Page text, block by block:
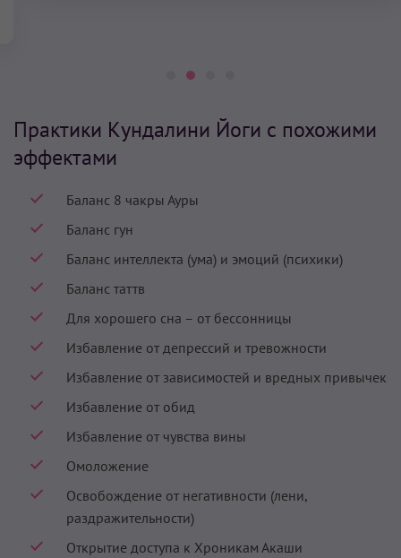
Практики Кундалини Йоги с похожими
эффектами
Баланс 8 чакры Ауры
Баланс гун
Баланс интеллекта (ума) и эмоций (психики)
Баланс таттв
Для хорошего сна – от бессонницы
Избавление от депрессий и тревожности
Избавление от зависимостей и вредных привычек
Избавление от обид
Избавление от чувства вины
Омоложение
Освобождение от негативности (лени,
раздражительности)
Открытие доступа к Хроникам Акаши